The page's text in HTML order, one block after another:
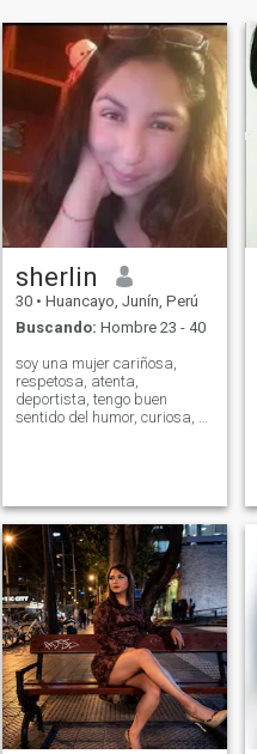
sherlin
30 • Huancayo, Junín, Perú
Buscando: Hombre 23 - 40
soy una mujer cariñosa,
respetosa, atenta,
deportista, tengo buen
sentido del humor, curiosa, y